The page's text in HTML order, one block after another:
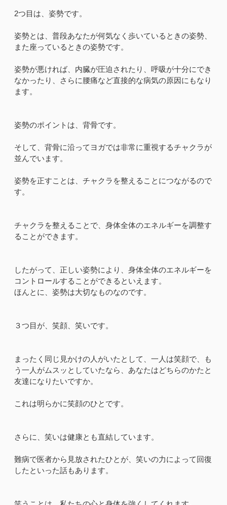
2つ目は、姿勢です。
姿勢とは、普段あなたが何気なく歩いているときの姿勢、
また座っているときの姿勢です。
姿勢が悪ければ、内臓が圧迫されたり、呼吸が十分にでき
なかったり、さらに腰痛など直接的な病気の原因にもなり
ます。
姿勢のポイントは、背骨です。
そして、背骨に沿ってヨガでは非常に重視するチャクラが
並んでいます。
姿勢を正すことは、チャクラを整えることにつながるので
す。
チャクラを整えることで、身体全体のエネルギーを調整す
ることができます。
したがって、正しい姿勢により、身体全体のエネルギーを
コントロールすることができるといえます。
ほんとに、姿勢は大切なものなのです。
３つ目が、笑顔、笑いです。
まったく同じ見かけの人がいたとして、一人は笑顔で、も
う一人がムスッとしていたなら、あなたはどちらのかたと
友達になりたいですか。
これは明らかに笑顔のひとです。
さらに、笑いは健康とも直結しています。
難病で医者から見放されたひとが、笑いの力によって回復
したといった話もあります。